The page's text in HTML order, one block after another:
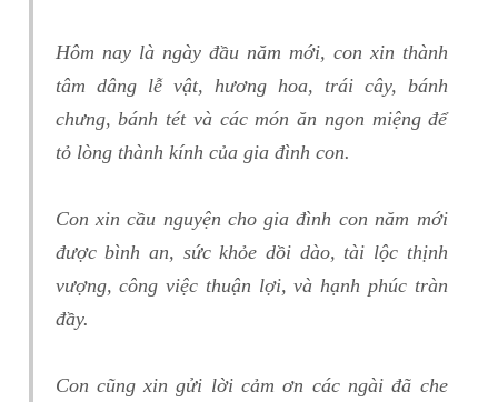
Hôm nay là ngày đầu năm mới, con xin thành
tâm dâng lễ vật, hương hoa, trái cây, bánh
chưng, bánh tét và các món ăn ngon miệng để
tỏ lòng thành kính của gia đình con.
Con xin cầu nguyện cho gia đình con năm mới
được bình an, sức khỏe dồi dào, tài lộc thịnh
vượng, công việc thuận lợi, và hạnh phúc tràn
đầy.
Con cũng xin gửi lời cảm ơn các ngài đã che